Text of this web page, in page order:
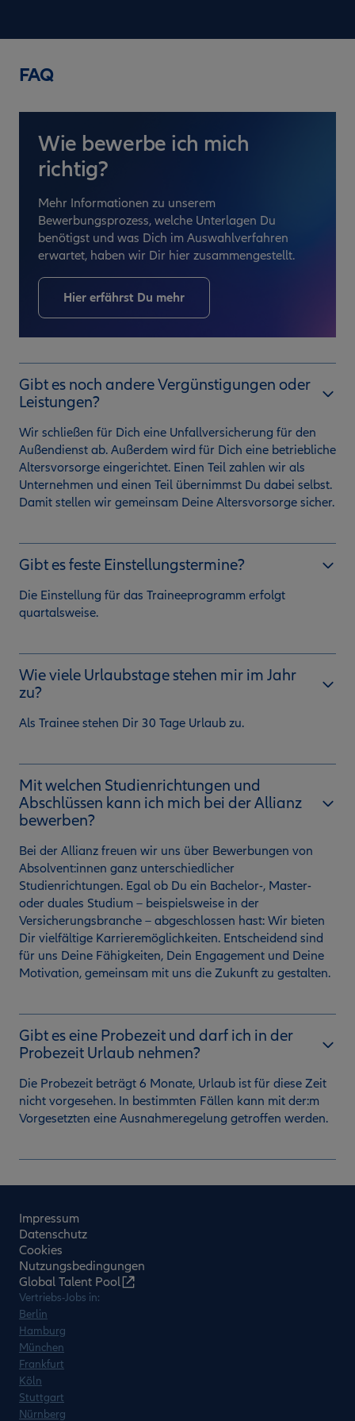
FAQ
Wie bewerbe ich mich
richtig?
Mehr Informationen zu unserem
Bewerbungsprozess, welche Unterlagen Du
benötigst und was Dich im Auswahlverfahren
erwartet, haben wir Dir hier zusammengestellt.
Hier erfährst Du mehr
Gibt es noch andere Vergünstigungen oder
Leistungen?
Wir schließen für Dich eine Unfallversicherung für den
Außendienst ab. Außerdem wird für Dich eine betriebliche
Altersvorsorge eingerichtet. Einen Teil zahlen wir als
Unternehmen und einen Teil übernimmst Du dabei selbst.
Damit stellen wir gemeinsam Deine Altersvorsorge sicher.
Gibt es feste Einstellungstermine?
Die Einstellung für das Traineeprogramm erfolgt
quartalsweise.
Wie viele Urlaubstage stehen mir im Jahr
zu?
Als Trainee stehen Dir 30 Tage Urlaub zu.
Mit welchen Studienrichtungen und
Abschlüssen kann ich mich bei der Allianz
bewerben?
Bei der Allianz freuen wir uns über Bewerbungen von
Absolvent:innen ganz unterschiedlicher
Studienrichtungen. Egal ob Du ein Bachelor-, Master-
oder duales Studium – beispielsweise in der
Versicherungsbranche – abgeschlossen hast: Wir bieten
Dir vielfältige Karrieremöglichkeiten. Entscheidend sind
für uns Deine Fähigkeiten, Dein Engagement und Deine
Motivation, gemeinsam mit uns die Zukunft zu gestalten.
Gibt es eine Probezeit und darf ich in der
Probezeit Urlaub nehmen?
Die Probezeit beträgt 6 Monate, Urlaub ist für diese Zeit
nicht vorgesehen. In bestimmten Fällen kann mit der:m
Vorgesetzten eine Ausnahmeregelung getroffen werden.
Impressum
Datenschutz
Cookies
Nutzungsbedingungen
Global Talent Pool
Vertriebs-Jobs in:
Berlin
Hamburg
München
Frankfurt
Köln
Stuttgart
Nürnberg